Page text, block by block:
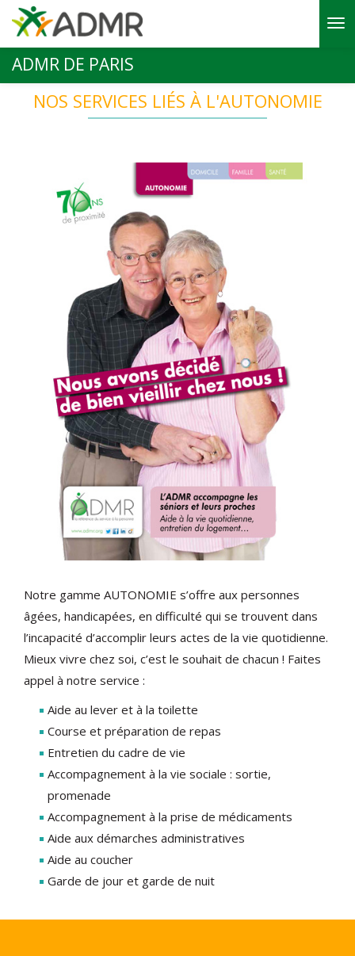
Aller au contenu principal
ADMR DE PARIS
NOS SERVICES LIÉS À L'AUTONOMIE
Notre gamme AUTONOMIE s’offre aux personnes
âgées, handicapées, en difficulté qui se trouvent dans
l’incapacité d’accomplir leurs actes de la vie quotidienne.
Mieux vivre chez soi, c’est le souhait de chacun ! Faites
appel à notre service :
Aide au lever et à la toilette
Course et préparation de repas
Entretien du cadre de vie
Accompagnement à la vie sociale : sortie,
promenade
Accompagnement à la prise de médicaments
Aide aux démarches administratives
Aide au coucher
Garde de jour et garde de nuit